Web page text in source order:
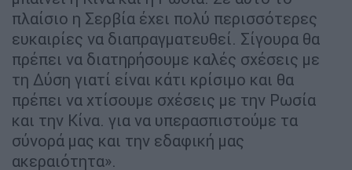
πλαίσιο η Σερβία έχει πολύ περισσότερες
ευκαιρίες να διαπραγματευθεί. Σίγουρα θα
πρέπει να διατηρήσουμε καλές σχέσεις με
τη Δύση γιατί είναι κάτι κρίσιμο και θα
πρέπει να χτίσουμε σχέσεις με την Ρωσία
και την Κίνα. για να υπερασπιστούμε τα
σύνορά μας και την εδαφική μας
ακεραιότητα».